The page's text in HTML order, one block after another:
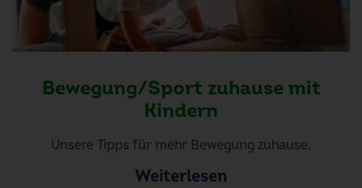
Bewegung/Sport zuhause mit
Kindern
Unsere Tipps für mehr Bewegung zuhause.
Weiterlesen